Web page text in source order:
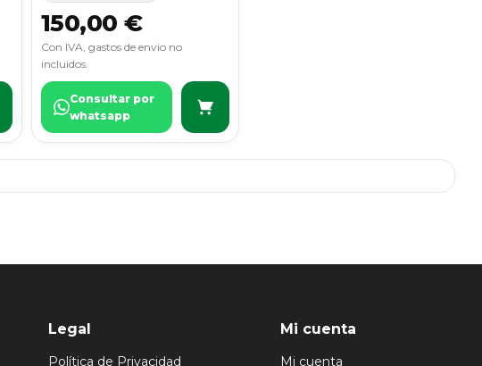
150,00 €
Con IVA, gastos de envio no
incluidos.
Consultar por
whatsapp
Legal
Política de Privacidad
Mi cuenta
Mi cuenta